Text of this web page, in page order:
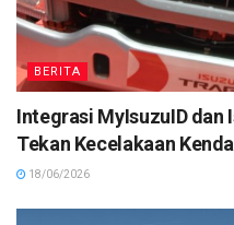
BERITA
Integrasi MyIsuzuID dan
Tekan Kecelakaan
18/06/2026